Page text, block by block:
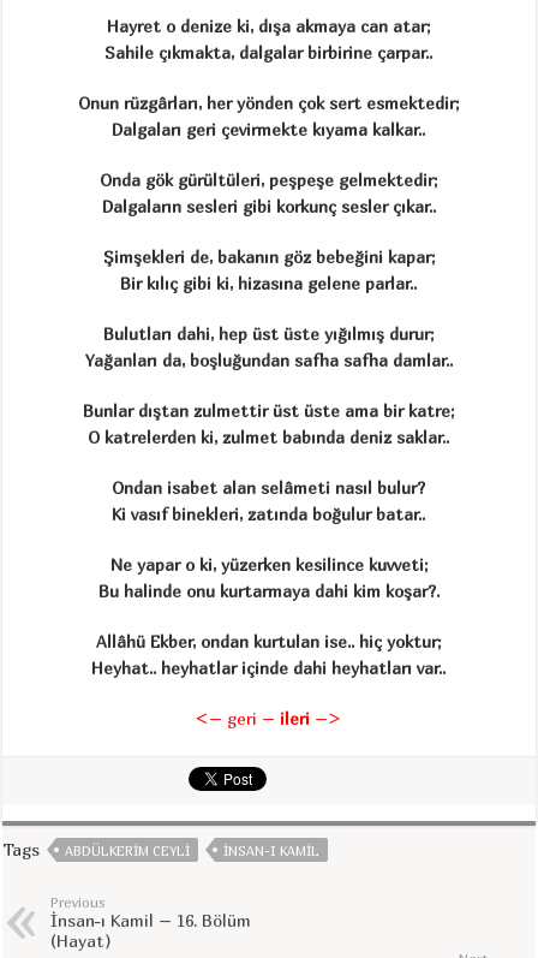
Hayret o denize ki, dışa akmaya can atar;
Sahile çıkmakta, dalgalar birbirine çarpar..
Onun rüzgârları, her yönden çok sert esmektedir;
Dalgaları geri çevirmekte kıyama kalkar..
Onda gök gürültüleri, peşpeşe gelmektedir;
Dalgaların sesleri gibi korkunç sesler çıkar..
Şimşekleri de, bakanın göz bebeğini kapar;
Bir kılıç gibi ki, hizasına gelene parlar..
Bulutları dahi, hep üst üste yığılmış durur;
Yağanları da, boşluğundan safha safha damlar..
Bunlar dıştan zulmettir üst üste ama bir katre;
O katrelerden ki, zulmet babında deniz saklar..
Ondan isabet alan selâmeti nasıl bulur?
Ki vasıf binekleri, zatında boğulur batar..
Ne yapar o ki, yüzerken kesilince kuvveti;
Bu halinde onu kurtarmaya dahi kim koşar?.
Allâhü Ekber, ondan kurtulan ise.. hiç yoktur;
Heyhat.. heyhatlar içinde dahi heyhatları var..
<– geri – ileri –>
Tags ABDÜLKERIM CEYLI INSAN-I KAMIL
Previous
İnsan-ı Kamil – 16. Bölüm
(Hayat)